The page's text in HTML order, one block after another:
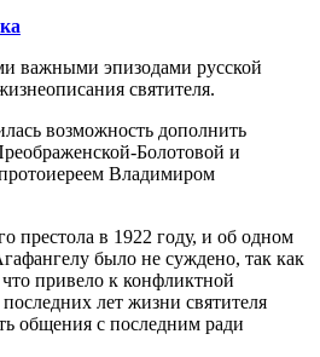
важными эпизодами русской
святителя.
возможность дополнить
Болотовой и
Владимиром
престола в 1922 году, и об одном
было не суждено, так как
привело к конфликтной
лет жизни святителя
общения с последним ради